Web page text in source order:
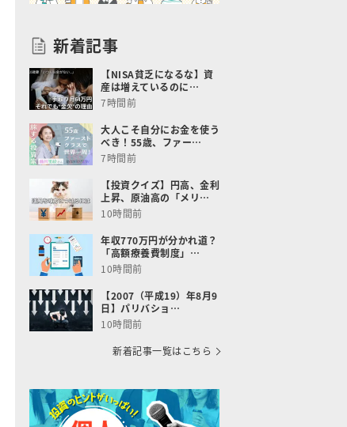
新着記事
【NISA貧乏になるな】資
産は増えているのに…
7時間前
大人こそ自分にお金を使う
べき！55歳、ファー…
7時間前
【投資クイズ】円高、金利
上昇、原油高の「メリ…
10時間前
年収770万円が分かれ道？
「高額療養費制度」…
10時間前
【2007（平成19）年8月9
日】パリバショ…
10時間前
新着記事一覧はこちら